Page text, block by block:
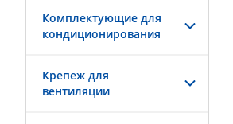
Комплектующие для
кондиционирования
Крепеж для
вентиляции